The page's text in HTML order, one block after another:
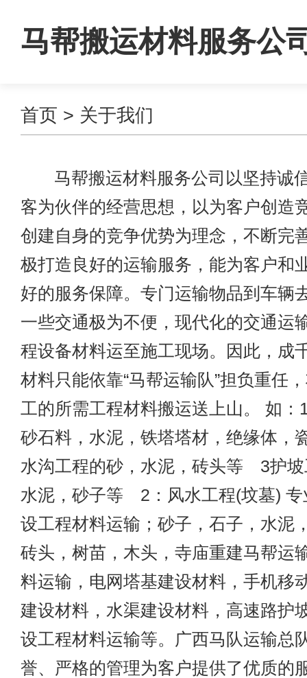
马帮搬运材料服务公
首页 > 关于我们
马帮搬运材料服务公司以坚持诚
客为伙伴的经营思想，以为客户创造
创建自身的竞争优势为理念，不断完
极打造良好的运输服务，能为客户和
好的服务保障。专门运输物品到车辆
一些交通极为不便，现代化的交通运
程设备材料运至施工现场。因此，成
材料只能依靠“马帮运输队”担负重任
工的所需工程材料搬运送上山。 如：
砂石料，水泥，铁塔塔材，绝缘体
水沟工程的砂，水泥，砖头等 3护坡
水泥，砂子等 2：风水工程(坟墓) 专
设工程材料运输；砂子，石子，水泥
砖头，树苗，木头，寺庙重建马帮运
料运输，电网塔基建设材料，手机移
建设材料，水渠建设材料，高速路护
设工程材料运输等。广西马队运输总
誉、严格的管理为客户提供了优质的